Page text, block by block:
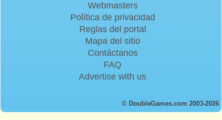
Webmasters
Política de privacidad
Reglas del portal
Mapa del sitio
Contáctanos
FAQ
Advertise with us
© DoubleGames.com 2003-2026